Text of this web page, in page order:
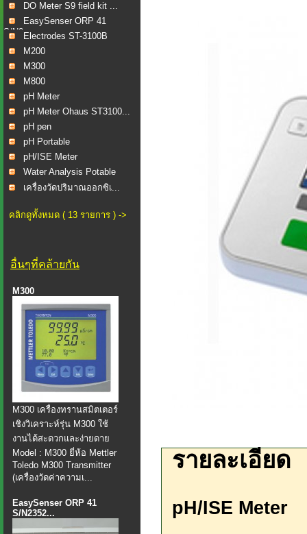
DO Meter S9 field kit ...
EasySenser ORP 41
S/N2...Electrodes ST-3100B
M200
M300
M800
pH Meter
pH Meter Ohaus ST3100...
pH pen
pH Portable
pH/ISE Meter
Water Analysis Potable
เครื่องวัดปริมาณออกซิเ...
คลิกดูทั้งหมด ( 13 รายการ ) ->
อื่นๆที่คล้ายกัน
M300
M300 เครื่องทรานสมิตเตอร์
เชิงวิเคราะห์รุ่น M300 ใช้
งานได้สะดวกและง่ายดาย
Model : M300 ยี่ห้อ Mettler
Toledo M300 Transmitter
(เครื่องวัดค่าความเ...
EasySenser ORP 41
S/N2352...
รายละเอียด
pH/ISE Meter